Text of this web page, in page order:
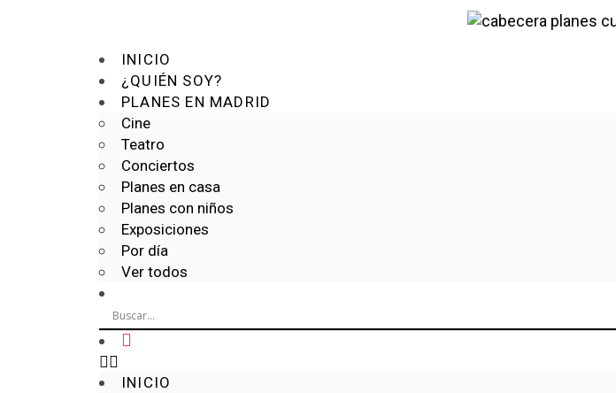
INICIO
¿QUIÉN SOY?
PLANES EN MADRID
Cine
Teatro
Conciertos
Planes en casa
Planes con niños
Exposiciones
Por día
Ver todos
INICIO